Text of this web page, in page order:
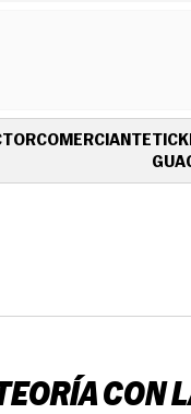
COMERCIANTE
CON